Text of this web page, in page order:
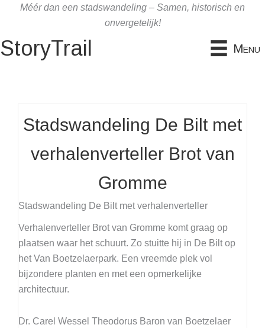
inhoud
Méér dan een stadswandeling – Samen, historisch en
onvergetelijk!
StoryTrail Menu
Stadswandeling De Bilt met
verhalenverteller Brot van
Gromme
Stadswandeling De Bilt met verhalenverteller
Verhalenverteller Brot van Gromme komt graag op
plaatsen waar het schuurt. Zo stuitte hij in De Bilt op
het Van Boetzelaerpark. Een vreemde plek vol
bijzondere planten en met een opmerkelijke
architectuur.
Dr. Carel Wessel Theodorus Baron van Boetzelaer